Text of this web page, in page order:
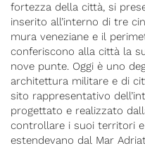
fortezza della città, si
inserito all’interno di tre
mura veneziane e il
conferiscono alla città la
nove punte. Oggi è uno
architettura militare e di
sito rappresentativo
progettato e realizzato
controllare i suoi territori
estendevano dal Mar